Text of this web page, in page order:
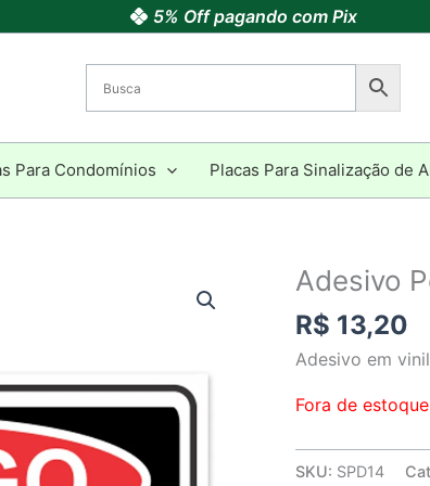
5% Off pagando com Pix
Para Condomínios Placas Para Sinalização de
Adesivo
R$ 13,20
Adesivo em
Fora de estoque
SKU: SPD14